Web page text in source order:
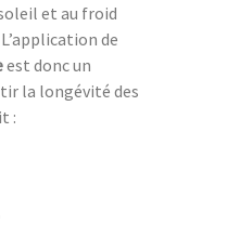
et au froid
de
est donc un
la longévité des
: